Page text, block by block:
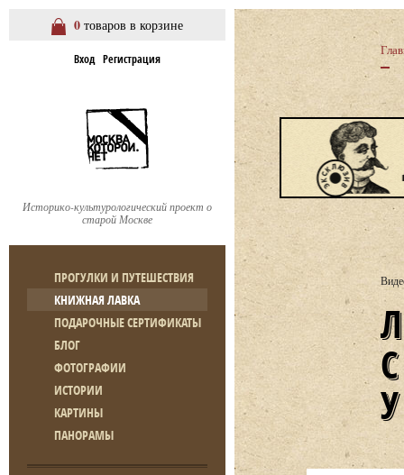
0 товаров в корзине
Вход Регистрация
Историко-культурологический проект о
старой Москве
ПРОГУЛКИ И ПУТЕШЕСТВИЯ
КНИЖНАЯ ЛАВКА
ПОДАРОЧНЫЕ СЕРТИФИКАТЫ
БЛОГ
ФОТОГРАФИИ
ИСТОРИИ
КАРТИНЫ
ПАНОРАМЫ
ЛЕКЦИЯ М.